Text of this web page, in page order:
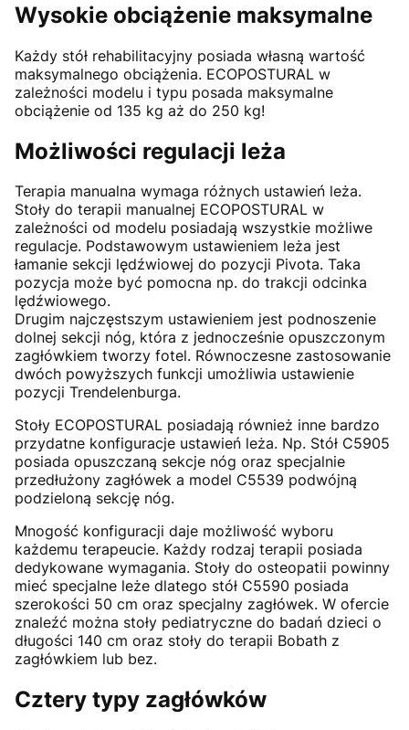
Wysokie obciążenie maksymalne
Każdy stół rehabilitacyjny posiada własną wartość
maksymalnego obciążenia. ECOPOSTURAL w
zależności modelu i typu posada maksymalne
obciążenie od 135 kg aż do 250 kg!
Możliwości regulacji leża
Terapia manualna wymaga różnych ustawień leża.
Stoły do terapii manualnej ECOPOSTURAL w
zależności od modelu posiadają wszystkie możliwe
regulacje. Podstawowym ustawieniem leża jest
łamanie sekcji lędźwiowej do pozycji Pivota. Taka
pozycja może być pomocna np. do trakcji odcinka
lędźwiowego.
Drugim najczęstszym ustawieniem jest podnoszenie
dolnej sekcji nóg, która z jednocześnie opuszczonym
zagłówkiem tworzy fotel. Równoczesne zastosowanie
dwóch powyższych funkcji umożliwia ustawienie
pozycji Trendelenburga.
Stoły ECOPOSTURAL posiadają również inne bardzo
przydatne konfiguracje ustawień leża. Np. Stół C5905
posiada opuszczaną sekcje nóg oraz specjalnie
przedłużony zagłówek a model C5539 podwójną
podzieloną sekcję nóg.
Mnogość konfiguracji daje możliwość wyboru
każdemu terapeucie. Każdy rodzaj terapii posiada
dedykowane wymagania. Stoły do osteopatii powinny
mieć specjalne leże dlatego stół C5590 posiada
szerokości 50 cm oraz specjalny zagłówek. W ofercie
znaleźć można stoły pediatryczne do badań dzieci o
długości 140 cm oraz stoły do terapii Bobath z
zagłówkiem lub bez.
Cztery typy zagłówków